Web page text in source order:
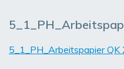
5_1_PH_Arbeitspapier